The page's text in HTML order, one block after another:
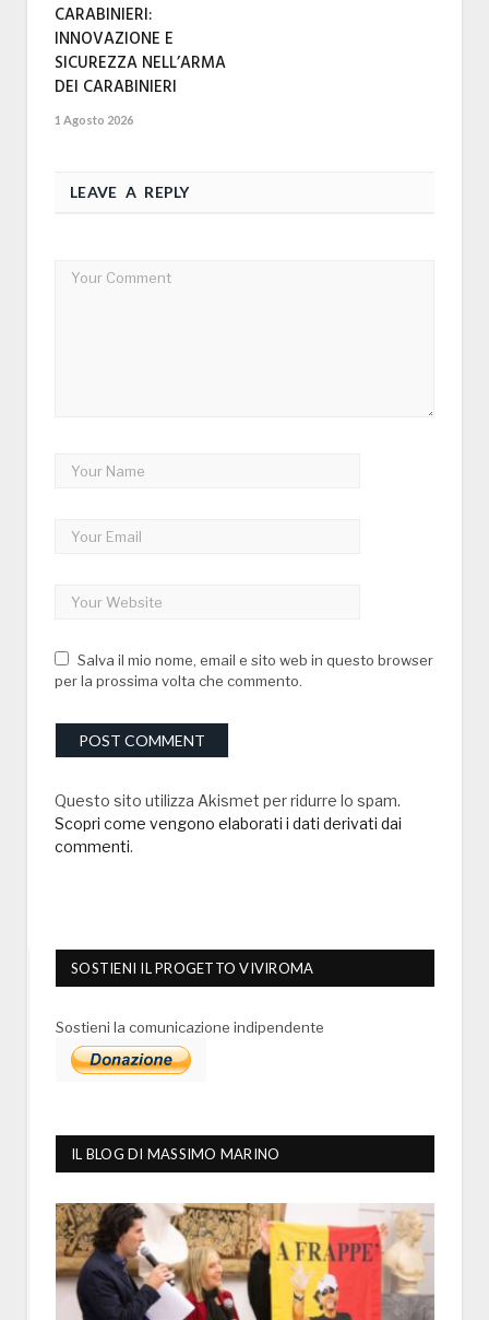
CARABINIERI:
INNOVAZIONE E
SICUREZZA NELL’ARMA
DEI CARABINIERI
1 Agosto 2026
LEAVE A REPLY
Salva il mio nome, email e sito web in questo browser
per la prossima volta che commento.
Questo sito utilizza Akismet per ridurre lo spam.
Scopri come vengono elaborati i dati derivati dai
commenti.
SOSTIENI IL PROGETTO VIVIROMA
Sostieni la comunicazione indipendente
IL BLOG DI MASSIMO MARINO